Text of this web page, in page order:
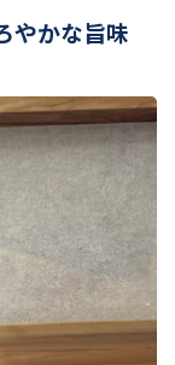
やかな旨味